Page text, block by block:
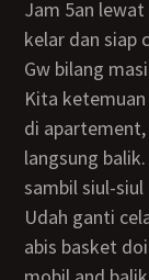
Jam 5an lewat gw dapet wa dari Kuple kalo udah
kelar dan siap
Gw bilang
Kita
di
langsung
sambil siul-siul
Udah ganti celana panjang niy bocah, setau gw kalo
abis basket